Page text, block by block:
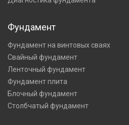
Фундамент
Фундамент на винтовых сваях
Свайный фундамент
Ленточный фундамент
Фундамент плита
Блочный фундамент
Столбчатый фундамент